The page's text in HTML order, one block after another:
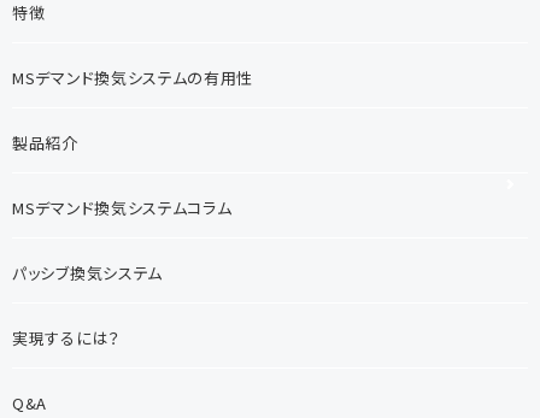
特徴
MSデマンド換気システムの有用性
製品紹介
MSデマンド換気システムコラム
パッシブ換気システム
実現するには？
Q&A